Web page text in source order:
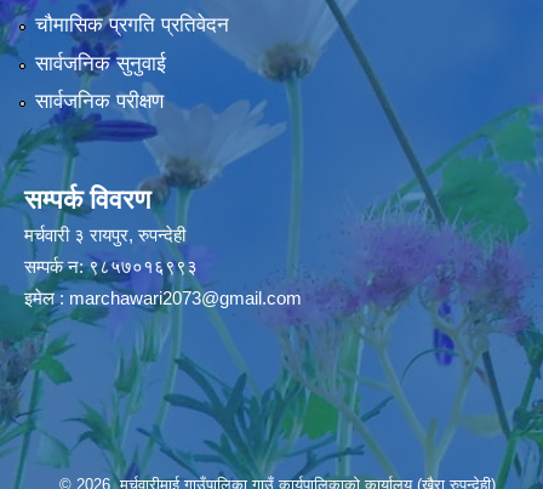
चौमासिक प्रगति प्रतिवेदन
सार्वजनिक सुनुवाई
सार्वजनिक परीक्षण
सम्पर्क विवरण
मर्चवारी ३ रायपुर, रुपन्देही
सम्पर्क न: ९८५७०१६९९३
इमेल : marchawari2073@gmail.com
© 2026 मर्चवारीमाई गाउँपालिका,गाउँ कार्यपालिकाको कार्यालय (खैरा,रुपन्देही)